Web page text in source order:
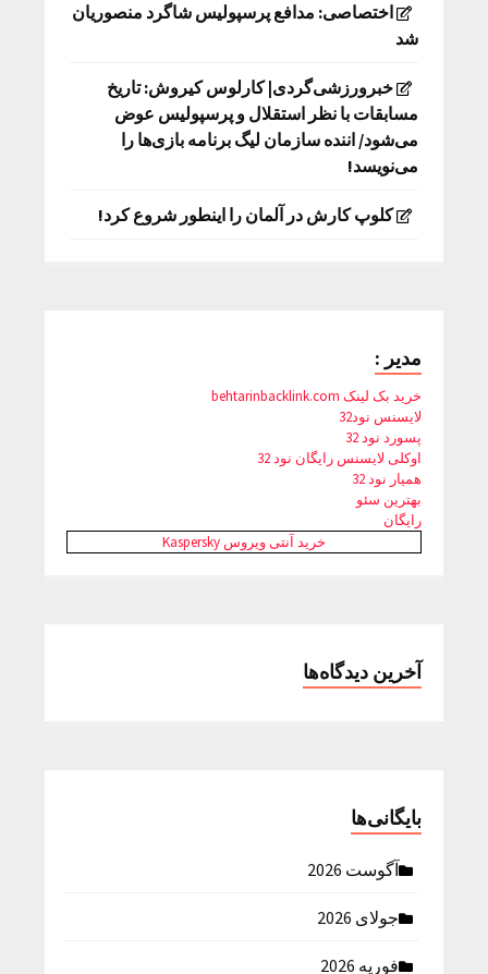
اختصاصی: مدافع پرسپولیس شاگرد منصوریان
شد
خبرورزشی‌گردی| کارلوس کیروش: تاریخ
مسابقات با نظر استقلال و پرسپولیس عوض
می‌شود/ اننده سازمان لیگ برنامه بازی‌ها را
می‌نویسد!
کلوپ کارش در آلمان را اینطور شروع کرد!
مدیر :
خرید بک لینک behtarinbacklink.com
لایسنس نود32
پسورد نود 32
اوکلی لایسنس رایگان نود 32
همیار نود 32
بهترین سئو
رایگان
خرید آنتی ویروس Kaspersky
آخرین دیدگاه‌ها
بایگانی‌ها
آگوست 2026
جولای 2026
فوریه 2026